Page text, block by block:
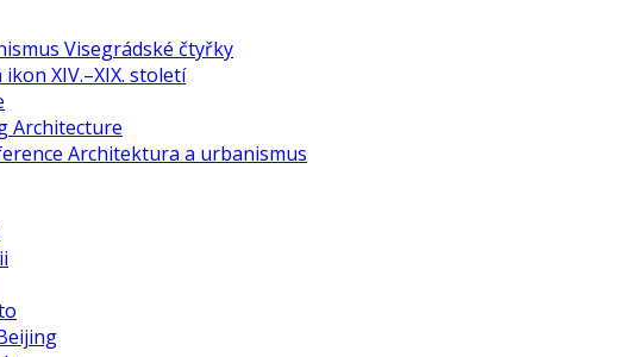
Visegrádské čtyřky
XIV.–XIX. století
Architecture
Architektura a urbanismus